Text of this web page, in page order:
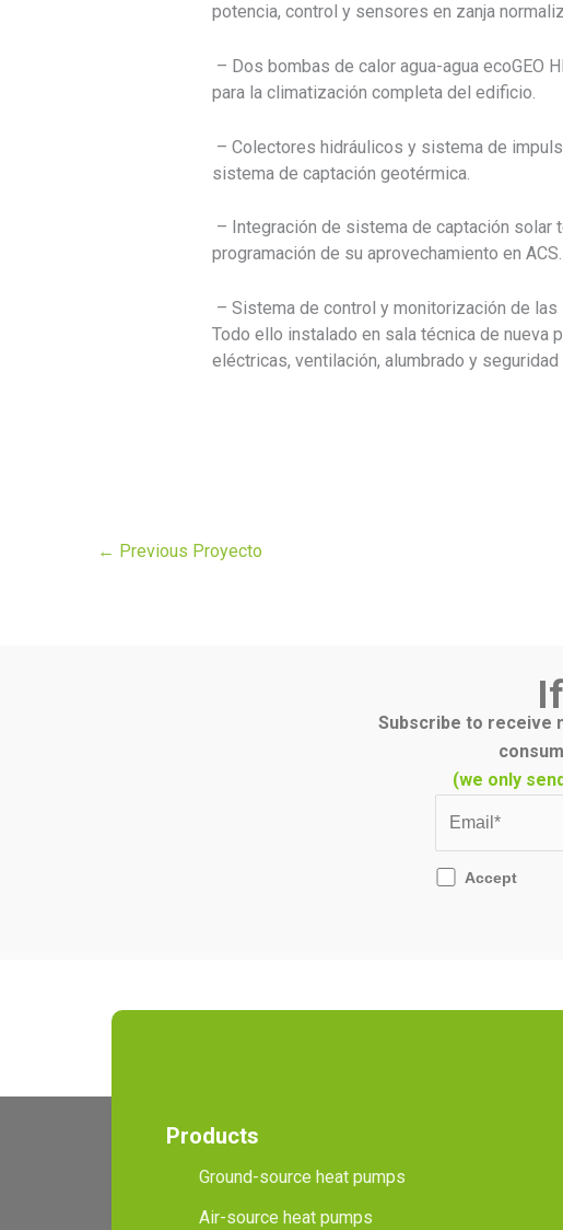
potencia, control y sensores en zanja
– Dos bombas de calor agua-agua ecoGEO
para la climatización completa del edificio.
– Colectores hidráulicos y sistema de
sistema de captación geotérmica.
– Integración de sistema de captación solar
programación de su aprovechamiento en ACS.
– Sistema de control y monitorización de
Todo ello instalado en sala técnica de
eléctricas, ventilación, alumbrado y seguridad
← Previous Proyecto
Subscribe to receive
(we only
Accept
Products
Ground-source heat pumps
Air-source heat pumps